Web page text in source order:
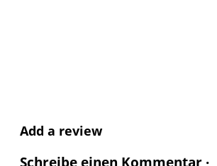
Add a review
Schreibe einen Kommentar ·